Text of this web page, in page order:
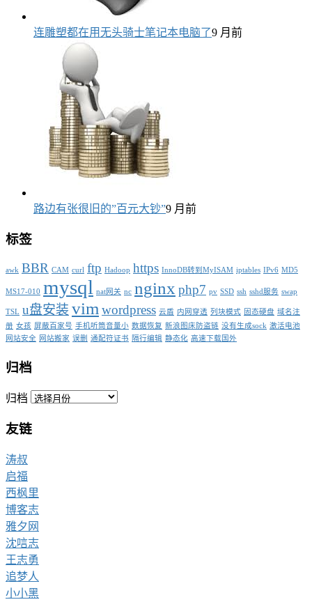
连雕塑都在用无头骑士笔记本电脑了9 月前
路边有张很旧的”百元大钞”9 月前
标签
awk BBR CAM curl ftp Hadoop https InnoDB转到MyISAM iptables IPv6 MD5
MS17-010 mysql nat网关 nc nginx php7 pv SSD ssh sshd服务 swap
TSL u盘安装 vim wordpress 云盾 内网穿透 列块模式 固态硬盘 域名注
册 女孩 屏蔽百家号 手机听筒音量小 数据恢复 新浪图床防盗链 没有生成sock 激活电池
网站安全 网站搬家 误删 通配符证书 隔行编辑 静态化 高速下载国外
归档
归档
友链
涛叔
启福
西枫里
博客志
雅夕网
沈唁志
王志勇
追梦人
小小黑